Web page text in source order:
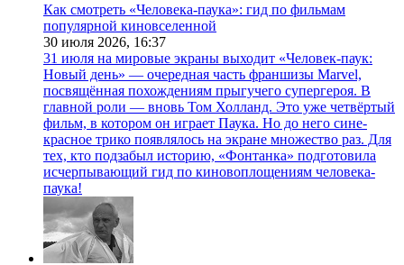
Как смотреть «Человека-паука»: гид по фильмам
популярной киновселенной
30 июля 2026, 16:37
31 июля на мировые экраны выходит «Человек-паук:
Новый день» — очередная часть франшизы Marvel,
посвящённая похождениям прыгучего супергероя. В
главной роли — вновь Том Холланд. Это уже четвёртый
фильм, в котором он играет Паука. Но до него сине-
красное трико появлялось на экране множество раз. Для
тех, кто подзабыл историю, «Фонтанка» подготовила
исчерпывающий гид по киновоплощениям человека-
паука!